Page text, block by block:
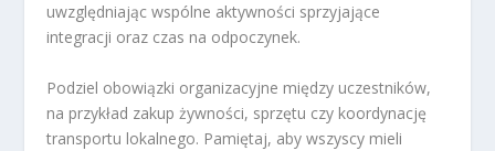
uwzględniając wspólne aktywności sprzyjające
integracji oraz czas na odpoczynek.
Podziel obowiązki organizacyjne między uczestników,
na przykład zakup żywności, sprzętu czy koordynację
transportu lokalnego. Pamiętaj, aby wszyscy mieli